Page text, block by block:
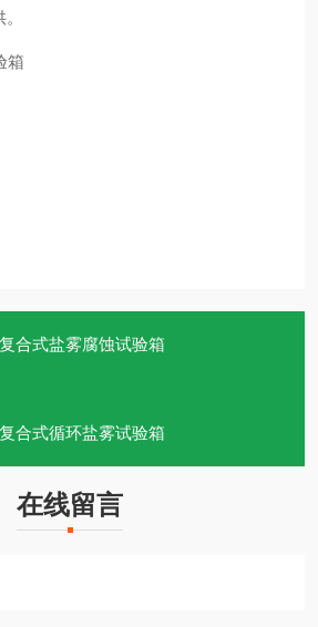
合式盐雾腐蚀试验箱
合式循环盐雾试验箱
在线留言